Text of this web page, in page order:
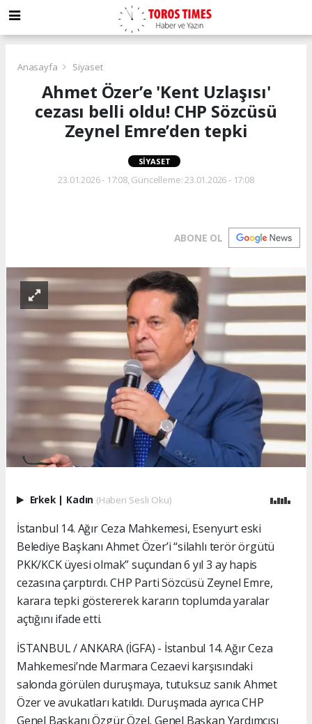
Anasayfa Siyaset
Ahmet Özer’e 'Kent Uzlaşısı'
cezası belli oldu! CHP Sözcüsü
Zeynel Emre’den tepki
SIYASET
23.01.2026 - 17:08, Güncelleme: 23.01.2026 - 17:08
ABONE OL
Erkek | Kadın (Haberi Sesli Oku)
İstanbul 14. Ağır Ceza Mahkemesi, Esenyurt eski
Belediye Başkanı Ahmet Özer’i “silahlı terör örgütü
PKK/KCK üyesi olmak” suçundan 6 yıl 3 ay hapis
cezasına çarptırdı. CHP Parti Sözcüsü Zeynel Emre,
karara tepki göstererek kararın toplumda yaralar
açtığını ifade etti.
İSTANBUL / ANKARA (İGFA) - İstanbul 14. Ağır Ceza
Mahkemesi’nde Marmara Cezaevi karşısındaki
salonda görülen duruşmaya, tutuksuz sanık Ahmet
Özer ve avukatları katıldı. Duruşmada ayrıca CHP
Genel Başkanı Özgür Özel, Genel Başkan Yardımcısı